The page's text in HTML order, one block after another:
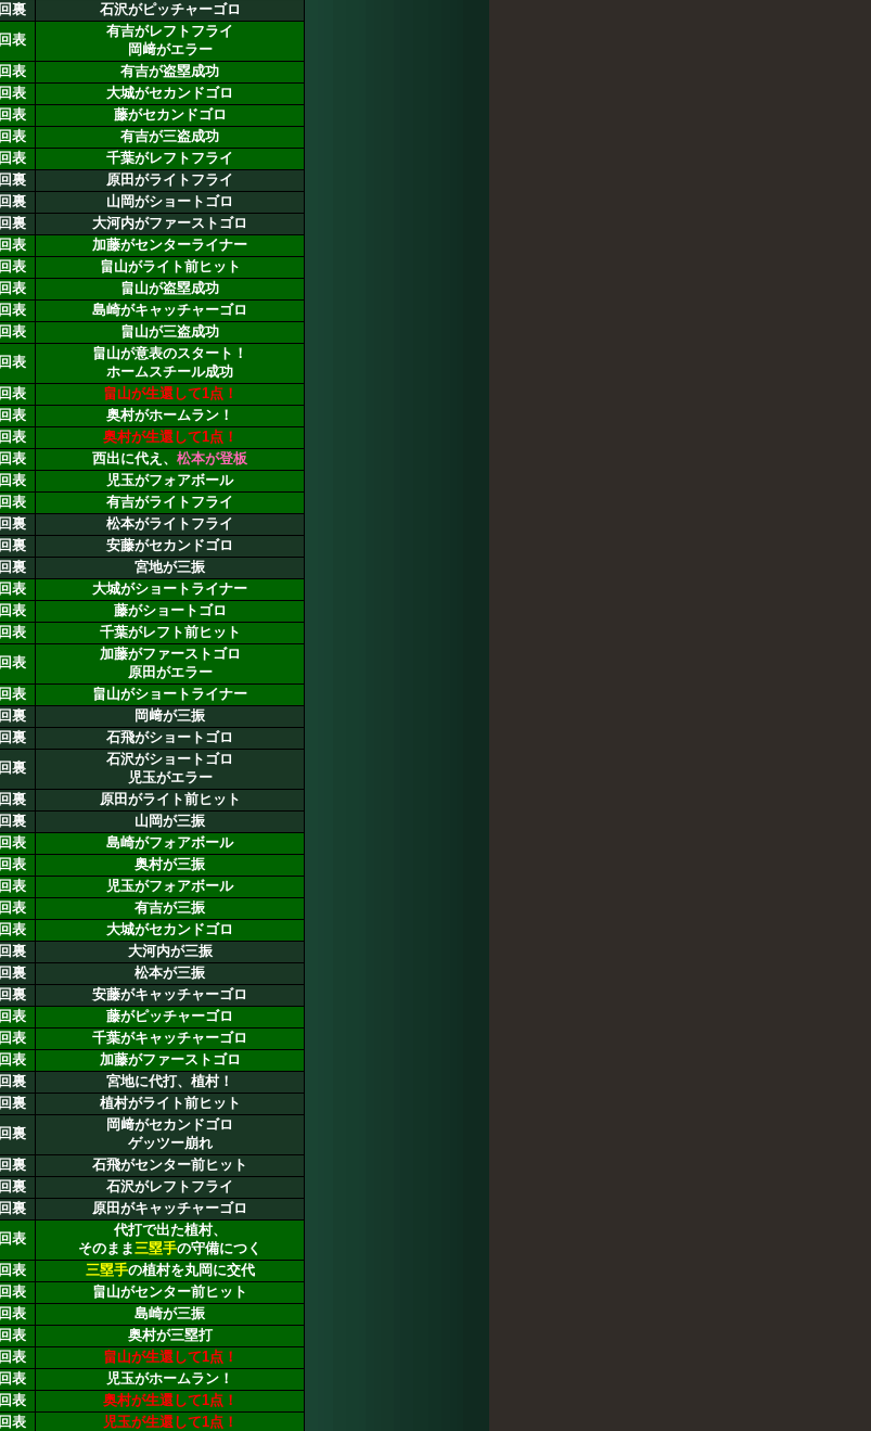
裏
石沢がピッチャーゴロ
表
有吉がレフトフライ
岡﨑がエラー
表
有吉が盗塁成功
表
大城がセカンドゴロ
表
藤がセカンドゴロ
表
有吉が三盗成功
表
千葉がレフトフライ
裏
原田がライトフライ
裏
山岡がショートゴロ
裏
大河内がファーストゴロ
表
加藤がセンターライナー
表
畠山がライト前ヒット
表
畠山が盗塁成功
表
島崎がキャッチャーゴロ
表
畠山が三盗成功
表
畠山が意表のスタート！
ホームスチール成功
表
畠山が生還して1点！
表
奥村がホームラン！
表
奥村が生還して1点！
表
西出に代え、 松本が登板
表
児玉がフォアボール
表
有吉がライトフライ
裏
松本がライトフライ
裏
安藤がセカンドゴロ
裏
宮地が三振
表
大城がショートライナー
表
藤がショートゴロ
表
千葉がレフト前ヒット
表
加藤がファーストゴロ
原田がエラー
表
畠山がショートライナー
裏
岡﨑が三振
裏
石飛がショートゴロ
裏
石沢がショートゴロ
児玉がエラー
裏
原田がライト前ヒット
裏
山岡が三振
表
島崎がフォアボール
表
奥村が三振
表
児玉がフォアボール
表
有吉が三振
表
大城がセカンドゴロ
裏
大河内が三振
裏
松本が三振
裏
安藤がキャッチャーゴロ
表
藤がピッチャーゴロ
表
千葉がキャッチャーゴロ
表
加藤がファーストゴロ
裏
宮地に代打、植村！
裏
植村がライト前ヒット
裏
岡﨑がセカンドゴロ
ゲッツー崩れ
裏
石飛がセンター前ヒット
裏
石沢がレフトフライ
裏
原田がキャッチャーゴロ
表
代打で出た植村、
そのまま三塁手の守備につく
表
三塁手の植村を丸岡に交代
表
畠山がセンター前ヒット
表
島崎が三振
表
奥村が三塁打
表
畠山が生還して1点！
表
児玉がホームラン！
表
奥村が生還して1点！
表
児玉が生還して1点！